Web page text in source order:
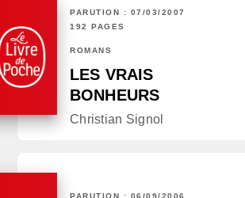
PARUTION : 07/03/2007
192 PAGES
ROMANS
LES VRAIS
BONHEURS
Christian Signol